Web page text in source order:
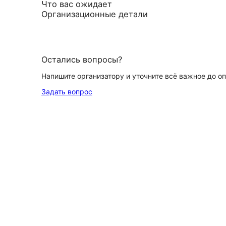
Что вас ожидает
Организационные детали
Остались вопросы?
Напишите организатору и уточните всё важное до
Задать вопрос